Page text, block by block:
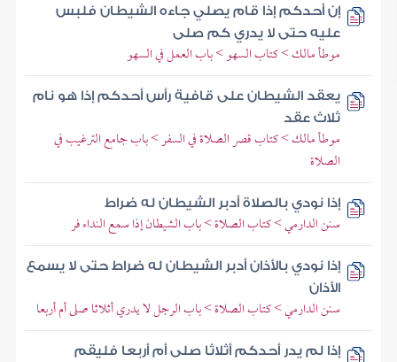
إن أحدكم إذا قام يصلي جاءه الشيطان فلبس
عليه حتى لا يدري كم صلى
موطأ مالك > كتاب السهو > باب العمل في السهو
يعقد الشيطان على قافية رأس أحدكم إذا هو نام
ثلاث عقد
موطأ مالك > كتاب قصر الصلاة في السفر > باب جامع الترغيب في
الصلاة
إذا نودي بالصلاة أدبر الشيطان له ضراط
سنن الدارمي > كتاب الصلاة > باب الشيطان إذا سمع النداء فر
إذا نودي بالأذان أدبر الشيطان له ضراط حتى لا يسمع
الأذان
سنن الدارمي > كتاب الصلاة > باب الرجل لا يدري أثلاثا صلى أم أربعا
إذا لم يدر أحدكم أثلاثا صلى أم أربعا فليقم